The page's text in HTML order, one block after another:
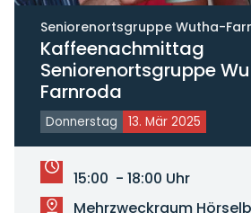
Seniorenortsgruppe Wutha-
Kaffeenachmittag
Seniorenortsgruppe
Farnroda
Donnerstag 13. Mär 2025
15:00 - 18:00 Uhr
Mehrzweckraum